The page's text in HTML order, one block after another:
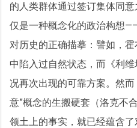
的人类群体通过签订集体同
仅是一种概念化的政治构想
对历史的正确描摹：譬如，
中陷入过自然状态，而《利
况再次出现的可靠方案。然
意”概念的生搬硬套（洛克不
领土上的事实，就已经蕴含